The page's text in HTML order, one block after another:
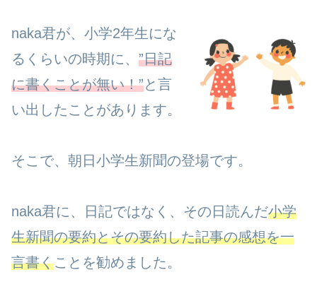
naka君が、小学2年生にな
るくらいの時期に、 ”日記
に書くことが無い！”と言
い出したことがあります。
そこで、朝日小学生新聞の登場です。
naka君に、日記ではなく、その日読んだ小学
生新聞の要約とその要約した記事の感想を一
言書くことを勧めました。